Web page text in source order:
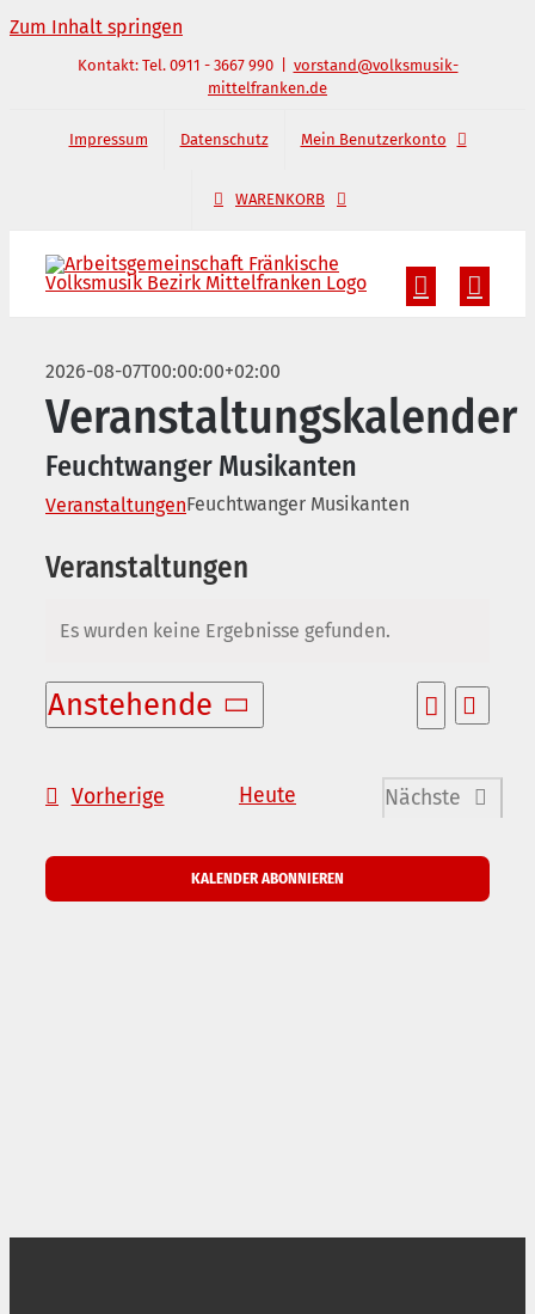
Zum Inhalt springen
Kontakt: Tel. 0911 - 3667 990
vorstand@volksmusik-
mittelfranken.de
Impressum Datenschutz Mein Benutzerkonto
WARENKORB
2026-08-07T00:00:00+02:00
Veranstaltungskalender
Feuchtwanger Musikanten
VeranstaltungenFeuchtwanger Musikanten
Veranstaltungen
Es wurden keine Ergebnisse gefunden.
und
Suche
Liste
Anstehende
VorherigeVeranstaltungen
Heute
Nächste
KALENDER ABONNIEREN